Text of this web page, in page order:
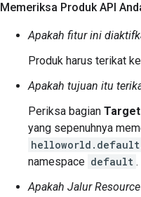
Memeriksa Produk API
Apakah fitur ini
Produk harus terikat
Apakah tujuan itu
Periksa bagian Target
yang sepenuhnya
namespace default .
Apakah Jalur